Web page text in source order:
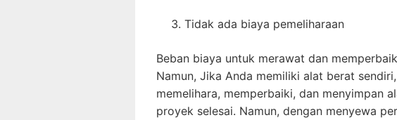
Tidak ada biaya pemeliharaan
Beban biaya untuk merawat dan
Namun, Jika Anda memiliki alat berat
memelihara, memperbaiki, dan menyimpan
proyek selesai. Namun, dengan menyewa